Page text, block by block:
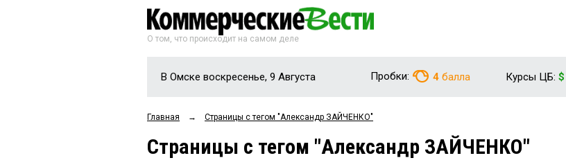
О том, что происходит на самом деле
В Омске воскресенье, 9 Августа Пробки: 4 балла Курсы ЦБ:
Главная → Страницы c тегом "Александр ЗАЙЧЕНКО"
Страницы c тегом "Александр ЗАЙЧЕНКО"